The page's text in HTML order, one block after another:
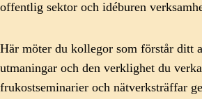
offentlig sektor och idéburen
Här möter du kollegor som förstår ditt
utmaningar och den verklighet du
frukostseminarier och nätverksträffar